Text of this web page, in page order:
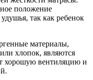
положение
так как ребенок
материалы,
хлопок, являются
хорошую вентиляцию и